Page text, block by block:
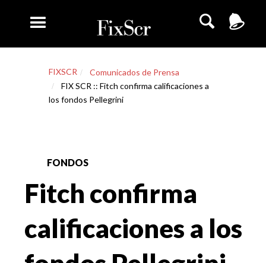
FIXSCR
Comunicados de Prensa
FIX SCR :: Fitch confirma calificaciones a
los fondos Pellegrini
FONDOS
Fitch confirma
calificaciones a los